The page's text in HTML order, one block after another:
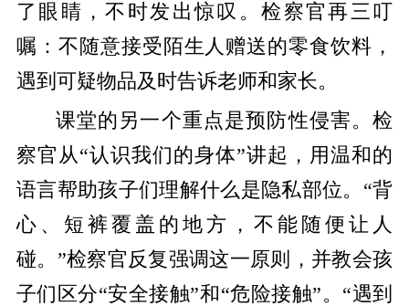
了眼睛，不时发出惊叹。检察官再三叮
嘱：不随意接受陌生人赠送的零食饮料，
遇到可疑物品及时告诉老师和家长。
课堂的另一个重点是预防性侵害。检
察官从“认识我们的身体”讲起，用温和的
语言帮助孩子们理解什么是隐私部位。“背
心、短裤覆盖的地方，不能随便让人
碰。”检察官反复强调这一原则，并教会孩
子们区分“安全接触”和“危险接触”。“遇到